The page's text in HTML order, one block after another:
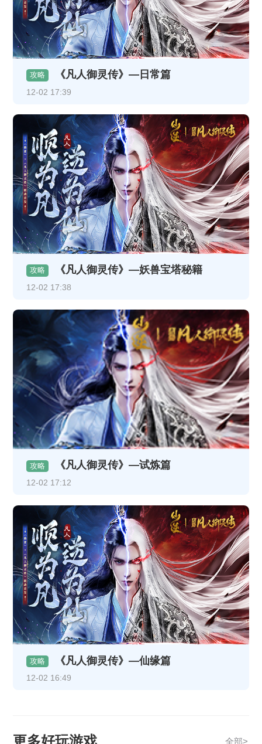
攻略 《凡人御灵传》—日常篇
12-02 17:39
攻略 《凡人御灵传》—妖兽宝塔秘籍
12-02 17:38
攻略 《凡人御灵传》—试炼篇
12-02 17:12
攻略 《凡人御灵传》—仙缘篇
12-02 16:49
全部>